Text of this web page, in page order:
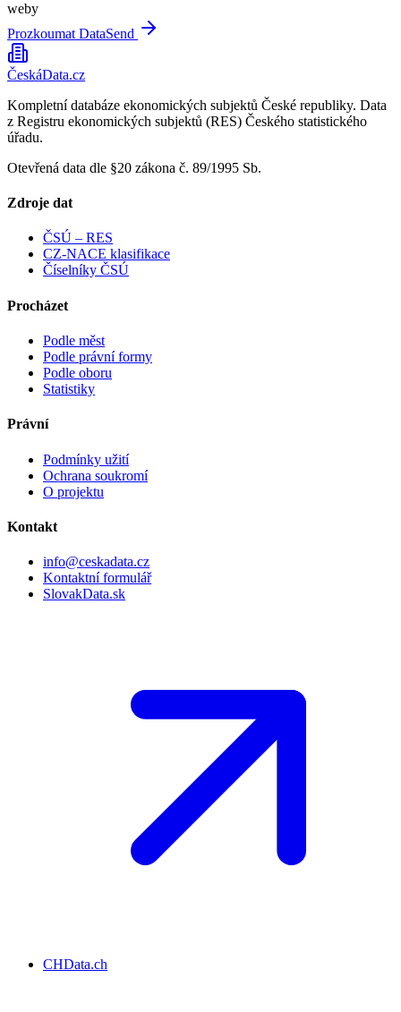
weby
Prozkoumat DataSend
ČeskáData.cz
Kompletní databáze ekonomických subjektů České republiky. Data
z Registru ekonomických subjektů (RES) Českého statistického
úřadu.
Otevřená data dle §20 zákona č. 89/1995 Sb.
Zdroje dat
ČSÚ – RES
CZ-NACE klasifikace
Číselníky ČSÚ
Procházet
Podle měst
Podle právní formy
Podle oboru
Statistiky
Právní
Podmínky užití
Ochrana soukromí
O projektu
Kontakt
info@ceskadata.cz
Kontaktní formulář
SlovakData.sk
CHData.ch